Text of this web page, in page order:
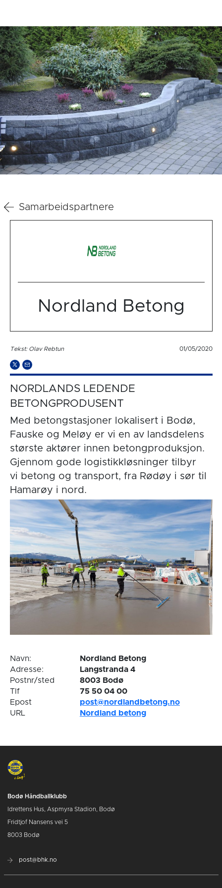
Samarbeidspartnere
Nordland Betong
Tekst: Olav Rebtun 01/05/2020
NORDLANDS LEDENDE
BETONGPRODUSENT
Med betongstasjoner lokalisert i Bodø,
Fauske og Meløy er vi en av landsdelens
største aktører innen betongproduksjon.
Gjennom gode logistikkløsninger tilbyr
vi betong og transport, fra Rødøy i sør til
Hamarøy i nord.
Navn:
Nordland Betong
Adresse:
Langstranda 4
Postnr/sted
8003 Bodø
Tlf
75 50 04 00
Epost
post@nordlandbetong.no
URL
Nordland betong
Bodø Håndballklubb
Idrettens Hus, Aspmyra Stadion, Bodø
Fridtjof Nansens vei 5
8003 Bodø
post@bhk.no